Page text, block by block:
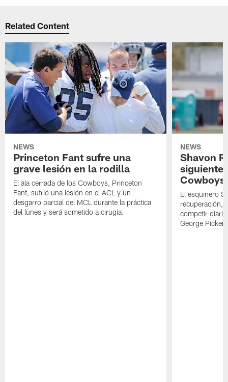
Related Content
NEWS
Princeton Fant sufre una
grave lesión en la rodilla
El ala cerrada de los Cowboys, Princeton
Fant, sufrió una lesión en el ACL y un
desgarro parcial del MCL durante la práctica
del lunes y será sometido a cirugía.
NEWS
Shavon
siguiente
Cowboys
El esquinero
recuperación,
competir
George